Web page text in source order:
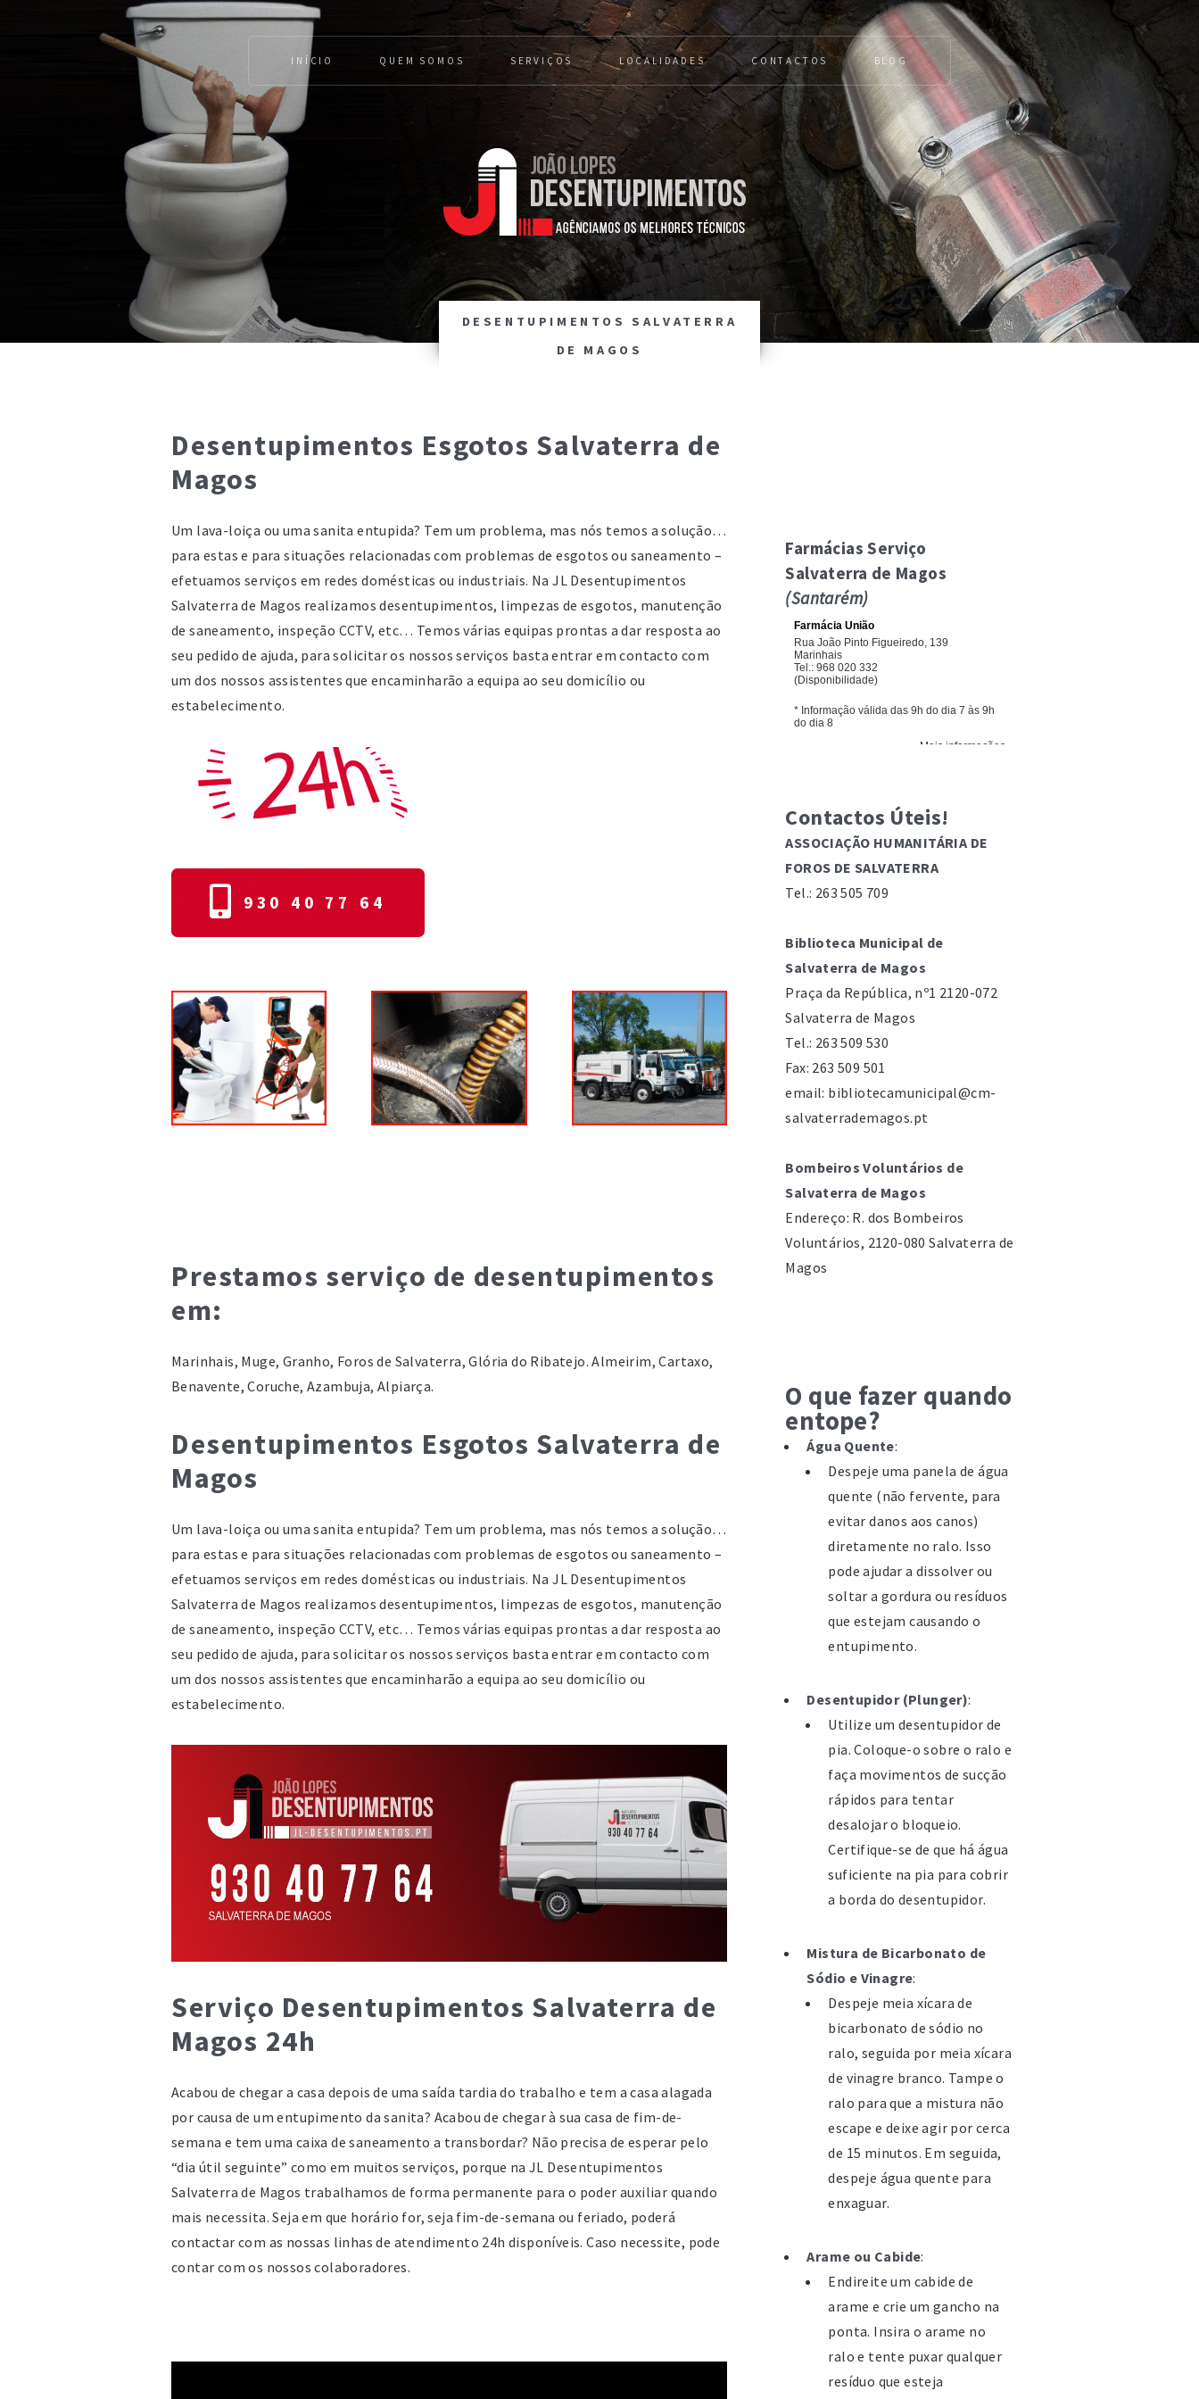
INÍCIO QUEM SOMOS SERVIÇOS LOCALIDADES CONTACTOS BLOG
DESENTUPIMENTOS SALVATERRA
DE MAGOS
Desentupimentos Esgotos Salvaterra de
Magos
Um lava-loiça ou uma sanita entupida? Tem um problema, mas nós temos a solução…
para estas e para situações relacionadas com problemas de esgotos ou saneamento –
efetuamos serviços em redes domésticas ou industriais. Na JL Desentupimentos
Salvaterra de Magos realizamos desentupimentos, limpezas de esgotos, manutenção
de saneamento, inspeção CCTV, etc… Temos várias equipas prontas a dar resposta ao
seu pedido de ajuda, para solicitar os nossos serviços basta entrar em contacto com
um dos nossos assistentes que encaminharão a equipa ao seu domicílio ou
estabelecimento.
930 40 77 64
Prestamos serviço de desentupimentos
em:
Marinhais, Muge, Granho, Foros de Salvaterra, Glória do Ribatejo. Almeirim, Cartaxo,
Benavente, Coruche, Azambuja, Alpiarça.
Desentupimentos Esgotos Salvaterra de
Magos
Um lava-loiça ou uma sanita entupida? Tem um problema, mas nós temos a solução…
para estas e para situações relacionadas com problemas de esgotos ou saneamento –
efetuamos serviços em redes domésticas ou industriais. Na JL Desentupimentos
Salvaterra de Magos realizamos desentupimentos, limpezas de esgotos, manutenção
de saneamento, inspeção CCTV, etc… Temos várias equipas prontas a dar resposta ao
seu pedido de ajuda, para solicitar os nossos serviços basta entrar em contacto com
um dos nossos assistentes que encaminharão a equipa ao seu domicílio ou
estabelecimento.
Serviço Desentupimentos Salvaterra de
Magos 24h
Acabou de chegar a casa depois de uma saída tardia do trabalho e tem a casa alagada
por causa de um entupimento da sanita? Acabou de chegar à sua casa de fim-de-
semana e tem uma caixa de saneamento a transbordar? Não precisa de esperar pelo
“dia útil seguinte” como em muitos serviços, porque na JL Desentupimentos
Salvaterra de Magos trabalhamos de forma permanente para o poder auxiliar quando
mais necessita. Seja em que horário for, seja fim-de-semana ou feriado, poderá
contactar com as nossas linhas de atendimento 24h disponíveis. Caso necessite, pode
contar com os nossos colaboradores.
Farmácias Serviço
Salvaterra de Magos
(Santarém)
Contactos Úteis!
ASSOCIAÇÃO HUMANITÁRIA DE
FOROS DE SALVATERRA
Tel.: 263 505 709
Biblioteca Municipal de
Salvaterra de Magos
Praça da República, nº1 2120-072
Salvaterra de Magos
Tel.: 263 509 530
Fax: 263 509 501
email: bibliotecamunicipal@cm-
salvaterrademagos.pt
Bombeiros Voluntários de
Salvaterra de Magos
Endereço: R. dos Bombeiros
Voluntários, 2120-080 Salvaterra de
Magos
Salvaterra de Magos
Rua Capitão Salgueiro Maia, n.º 13
r/c Esq.,2120-080 Salvaterra de
Magos
Telefone:263 509 050
Câmara Municipal de Salvaterra
de Magos
Morada: Praça da República, nº 1,
2120-072 Salvaterra de Magos
Tel: 263 509 500
Email: geral@cm-
salvaterrademagos.pt
Escola Básica de Marinhais,
Salvaterra de Magos
Bairro Santo António 2125-115
MARINHAIS
263590080
263590081
Escola Básica e Secundária de
R. Prof. Natercia C. Rita Assunção
diretoraesm@ae-salvaterra.pt
FARMÁCIA UNIÃO
Rua João Pinto Figueiredo, 139
Marinhais
263595109
FARMÁCIA CARVALHO
Rua Dr. Gregório Fernandes, 20-22
O que fazer quando
entope?
Água Quente:
Despeje uma panela de água
quente (não fervente, para
evitar danos aos canos)
diretamente no ralo. Isso
pode ajudar a dissolver ou
soltar a gordura ou resíduos
que estejam causando o
entupimento.
Desentupidor (Plunger):
Utilize um desentupidor de
pia. Coloque-o sobre o ralo e
faça movimentos de sucção
rápidos para tentar
desalojar o bloqueio.
Certifique-se de que há água
suficiente na pia para cobrir
a borda do desentupidor.
Mistura de Bicarbonato de
Sódio e Vinagre:
Despeje meia xícara de
bicarbonato de sódio no
ralo, seguida por meia xícara
de vinagre branco. Tampe o
ralo para que a mistura não
escape e deixe agir por cerca
de 15 minutos. Em seguida,
despeje água quente para
enxaguar.
Arame ou Cabide:
Endireite um cabide de
arame e crie um gancho na
ponta. Insira o arame no
ralo e tente puxar qualquer
resíduo que esteja